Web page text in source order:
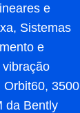
e
Sistemas
e
Orbit60, 3500
da Bently